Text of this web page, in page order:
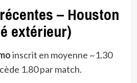
– Houston
extérieur)
inscrit en moyenne ~1.30
1.80 par match.